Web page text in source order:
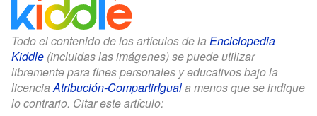
Todo el contenido de los artículos de la Enciclopedia
Kiddle (incluidas las imágenes) se puede utilizar
libremente para fines personales y educativos bajo la
licenciaAtribución-CompartirIguala menos que se indique
lo contrario. Citar este artículo: